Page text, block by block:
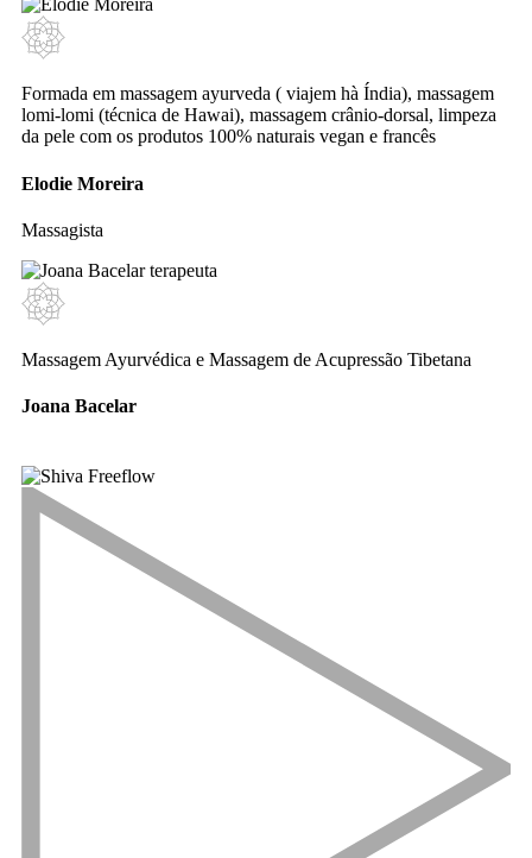
Formada em massagem ayurveda ( viajem hà Índia), massagem
lomi-lomi (técnica de Hawai), massagem crânio-dorsal, limpeza
da pele com os produtos 100% naturais vegan e francês
Elodie Moreira
Massagista
Massagem Ayurvédica e Massagem de Acupressão Tibetana
Joana Bacelar